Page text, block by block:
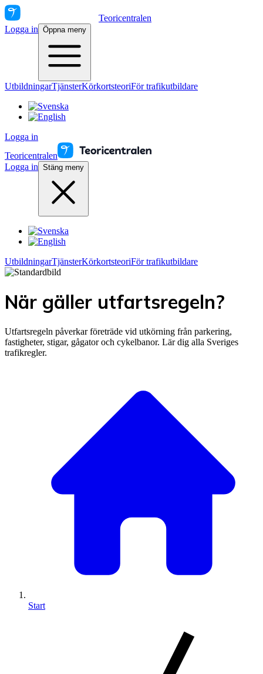
Teoricentralen
Logga in Öppna meny
UtbildningarTjänsterKörkortsteoriFör trafikutbildare
Logga in
Teoricentralen
Logga in Stäng meny
UtbildningarTjänsterKörkortsteoriFör trafikutbildare
När gäller utfartsregeln?
Utfartsregeln påverkar företräde vid utkörning från parkering,
fastigheter, stigar, gågator och cykelbanor. Lär dig alla Sveriges
trafikregler.
Start